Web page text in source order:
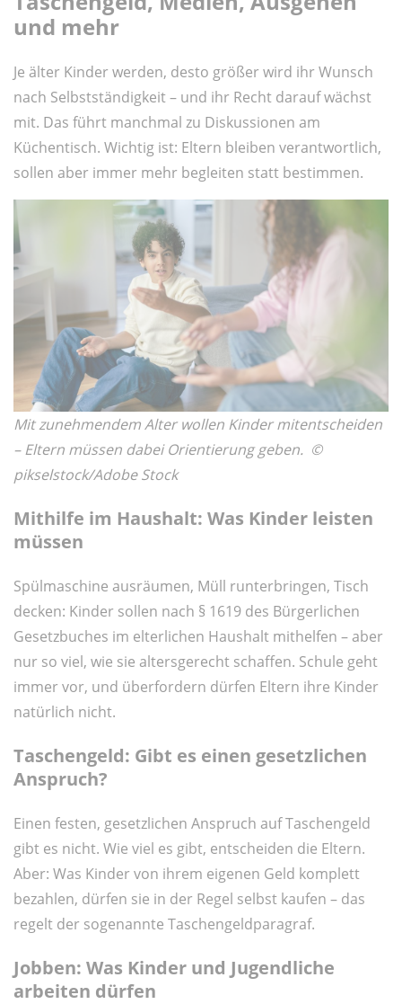
und mehr
Je älter Kinder werden, desto größer wird ihr Wunsch
nach Selbstständigkeit – und ihr Recht darauf wächst
mit. Das führt manchmal zu Diskussionen am
Küchentisch. Wichtig ist: Eltern bleiben verantwortlich,
sollen aber immer mehr begleiten statt bestimmen.
Mit zunehmendem Alter wollen Kinder mitentscheiden
– Eltern müssen dabei Orientierung geben. ©
pikselstock/Adobe Stock
Mithilfe im Haushalt: Was Kinder leisten
müssen
Spülmaschine ausräumen, Müll runterbringen, Tisch
decken: Kinder sollen nach § 1619 des Bürgerlichen
Gesetzbuches im elterlichen Haushalt mithelfen – aber
nur so viel, wie sie altersgerecht schaffen. Schule geht
immer vor, und überfordern dürfen Eltern ihre Kinder
natürlich nicht.
Taschengeld: Gibt es einen gesetzlichen
Anspruch?
Einen festen, gesetzlichen Anspruch auf Taschengeld
gibt es nicht. Wie viel es gibt, entscheiden die Eltern.
Aber: Was Kinder von ihrem eigenen Geld komplett
bezahlen, dürfen sie in der Regel selbst kaufen – das
regelt der sogenannte Taschengeldparagraf.
Jobben: Was Kinder und Jugendliche
arbeiten dürfen